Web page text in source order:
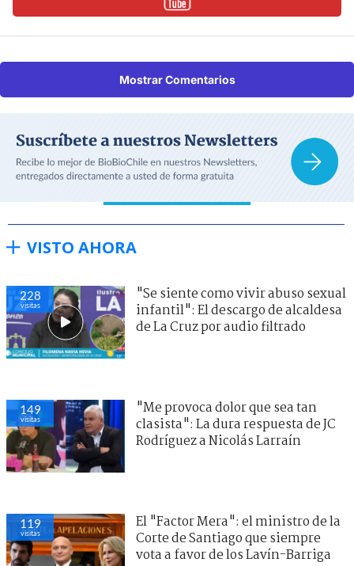
Mostrar Comentarios
VISTO AHORA
228
visitas
"Se siente como vivir abuso sexual
infantil": El descargo de alcaldesa
de La Cruz por audio filtrado
149
visitas
"Me provoca dolor que sea tan
clasista": La dura respuesta de JC
Rodríguez a Nicolás Larraín
119
visitas
El "Factor Mera": el ministro de la
Corte de Santiago que siempre
vota a favor de los Lavín-Barriga